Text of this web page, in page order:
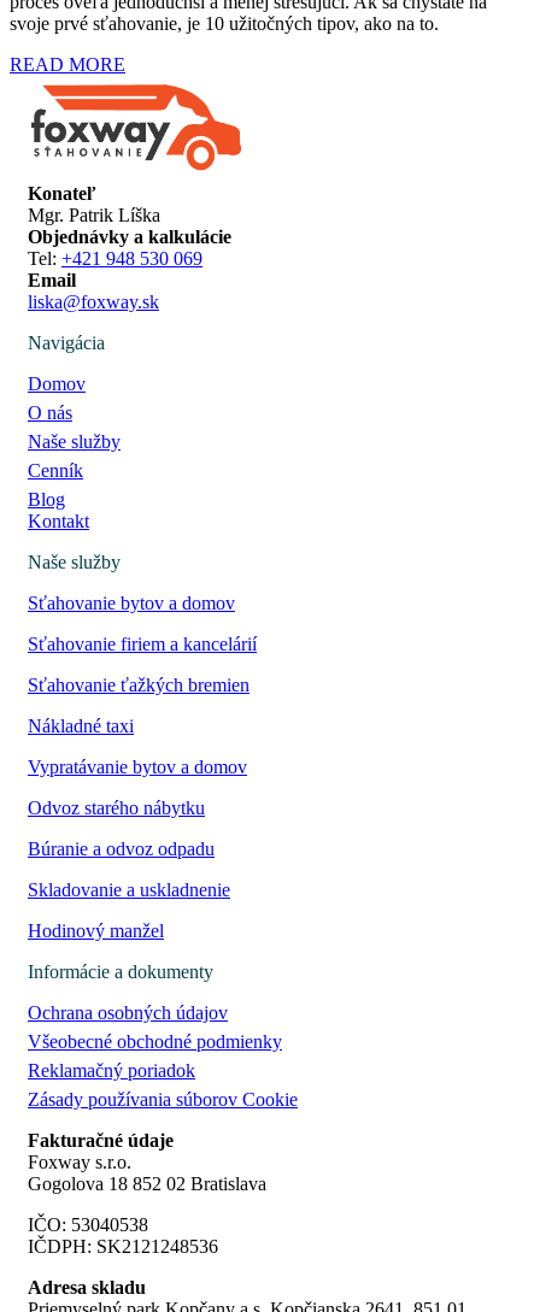
svoje prvé sťahovanie, je 10 užitočných tipov, ako na to.
READ MORE
Konateľ
Mgr. Patrik Líška
Objednávky a kalkulácie
Tel: +421 948 530 069
Email
liska@foxway.sk
Navigácia
Domov
O nás
Naše služby
Cenník
Blog
Kontakt
Naše služby
Sťahovanie bytov a domov
Sťahovanie firiem a kancelárií
Sťahovanie ťažkých bremien
Nákladné taxi
Vypratávanie bytov a domov
Odvoz starého nábytku
Búranie a odvoz odpadu
Skladovanie a uskladnenie
Hodinový manžel
Informácie a dokumenty
Ochrana osobných údajov
Všeobecné obchodné podmienky
Reklamačný poriadok
Zásady používania súborov Cookie
Fakturačné údaje
Foxway s.r.o.
Gogolova 18 852 02 Bratislava
IČO: 53040538
IČDPH: SK2121248536
Adresa skladu